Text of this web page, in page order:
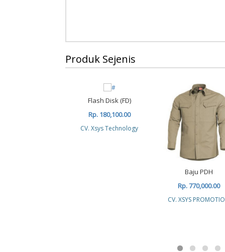
Produk Sejenis
Flash Disk (FD)
Rp. 180,100.00
CV. Xsys Technology
Baju PDH
Rp. 770,000.00
CV. XSYS